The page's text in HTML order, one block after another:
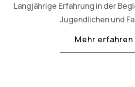
Langjährige Erfahrung in der
Jugendlichen und
Mehr erfahren